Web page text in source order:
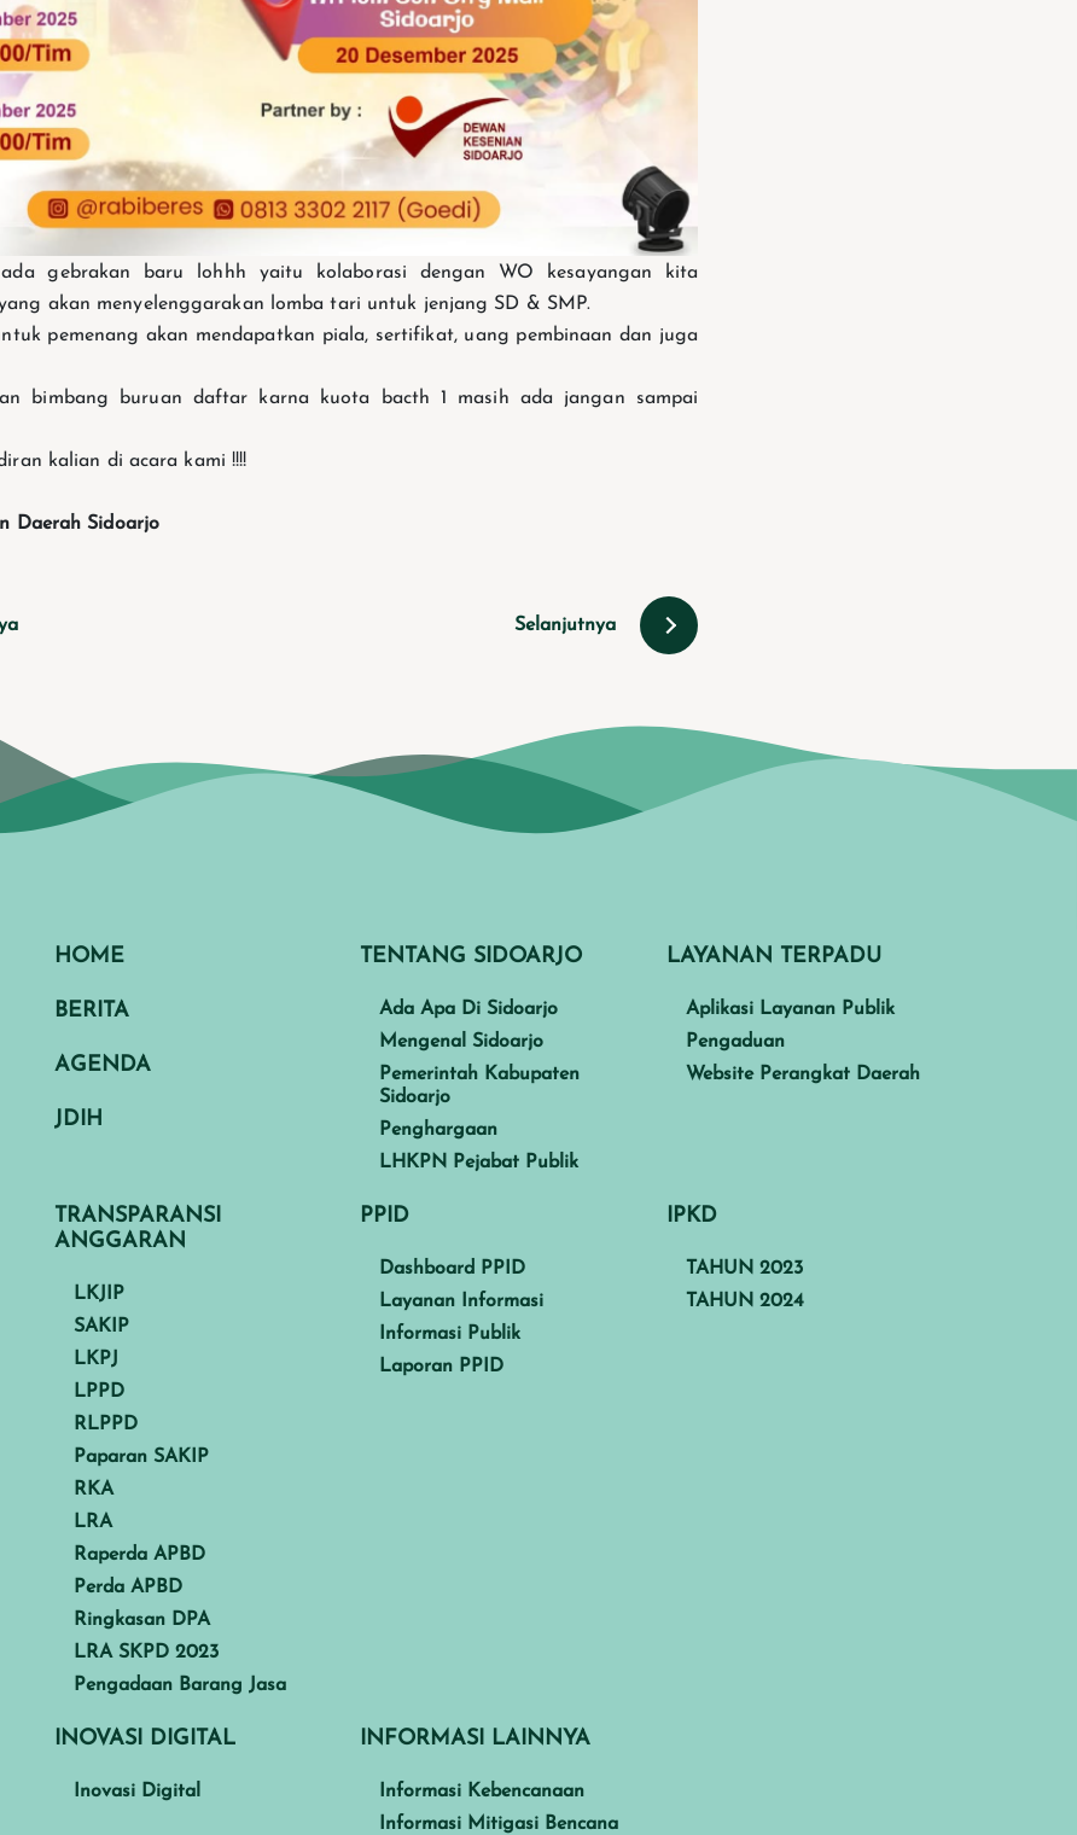
gebrakan baru lohhh yaitu kolaborasi dengan WO kesayangan kita
akan menyelenggarakan lomba tari untuk jenjang SD & SMP.
pemenang akan mendapatkan piala, sertifikat, uang pembinaan dan juga
bimbang buruan daftar karna kuota bacth 1 masih ada jangan sampai
kalian di acara kami !!!!
Daerah Sidoarjo
Selanjutnya
HOME
BERITA
AGENDA
JDIH
TENTANG SIDOARJO
Ada Apa Di Sidoarjo
Mengenal Sidoarjo
Pemerintah Kabupaten
Sidoarjo
Penghargaan
LHKPN Pejabat Publik
LAYANAN TERPADU
Aplikasi Layanan Publik
Pengaduan
Website Perangkat Daerah
TRANSPARANSI
ANGGARAN
LKJIP
SAKIP
LKPJ
LPPD
RLPPD
Paparan SAKIP
RKA
LRA
Raperda APBD
Perda APBD
Ringkasan DPA
LRA SKPD 2023
Pengadaan Barang Jasa
PPID
Dashboard PPID
Layanan Informasi
Informasi Publik
Laporan PPID
IPKD
TAHUN 2023
TAHUN 2024
INOVASI DIGITAL
Inovasi Digital
INFORMASI LAINNYA
Informasi Kebencanaan
Informasi Mitigasi Bencana